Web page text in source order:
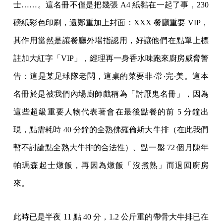
士……。這名冊不僅是把幾張 A4 紙黏在一起了事，230
磅紙彩色印刷，還鄭重加上封面：XXX 餐廳重要 VIP，
其作用當然是讓餐廳外場指認用，好讓他們在點單上標
註加大紅字「VIP」，經理再一身香水味跑來廚房威脅警
告：這是某足球隊老闆，這桌的菜要非‧常‧完‧美。這本
名冊於是被我們內場廚師戲稱為「討厭鬼名冊」，因為
這些超級重要人物代表著會在最後點餐的前 5 分鐘出
現，點需耗時 40 分鐘的全熟佛羅倫斯大牛排（在此我們
暫不討論點全熟大牛排的合法性）、點一盤 72 個月陳年
帕瑪森起士燉飯，再因為燉飯「沒煮熟」而退回廚房
來。
此時已是半夜 11 點 40 分，1.2 公斤重的帶骨大牛排已在